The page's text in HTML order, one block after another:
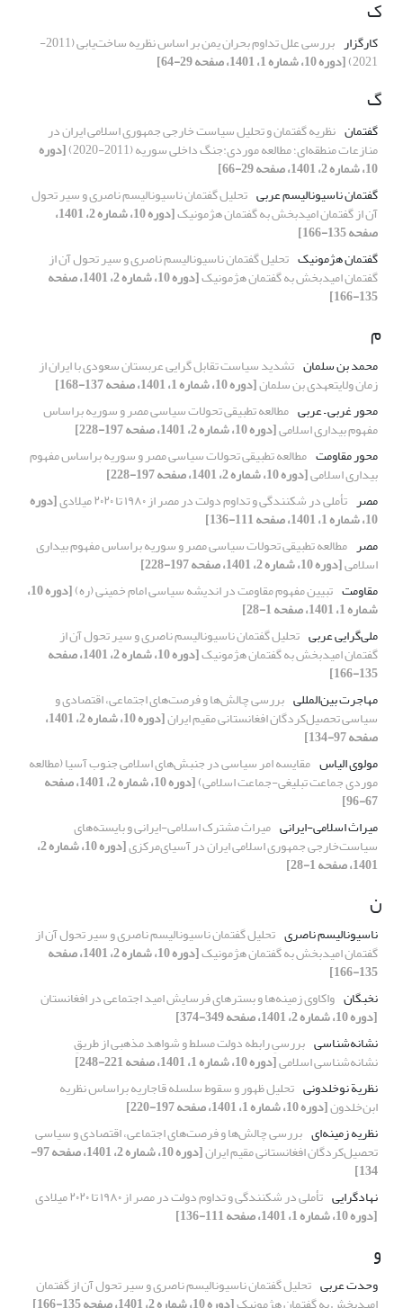
ک
کارگزار بررسی علل تداوم بحران یمن بر اساس نظریه ساخت‌یابی (2011-
2021) [دوره 10، شماره 1، 1401، صفحه 29-64]
گ
گفتمان نظریه گفتمان و تحلیل سیاست خارجی جمهوری اسلامی ایران در
منازعات منطقه‌ای؛ مطالعه موردی:جنگ داخلی سوریه (2011-2020) [دوره
10، شماره 2، 1401، صفحه 29-66]
گفتمان ناسیونالیسم عربی تحلیل گفتمان ناسیونالیسم ناصری و سیر تحول
آن از گفتمان امیدبخش به گفتمان هژمونیک [دوره 10، شماره 2، 1401،
صفحه 135-166]
گفتمان هژمونیک تحلیل گفتمان ناسیونالیسم ناصری و سیر تحول آن از
گفتمان امیدبخش به گفتمان هژمونیک [دوره 10، شماره 2، 1401، صفحه
135-166]
م
محمد بن سلمان تشدید سیاست تقابل گرایی عربستان سعودی با ایران از
زمان ولایتعهدی بن سلمان[دوره 10، شماره 1، 1401، صفحه 137-168]
محور غربی – عربی مطالعه تطبیقی تحولات سیاسی مصر و سوریه براساس
مفهوم بیداری اسلامی[دوره 10، شماره 2، 1401، صفحه 197-228]
محور مقاومت مطالعه تطبیقی تحولات سیاسی مصر و سوریه براساس مفهوم
بیداری اسلامی[دوره 10، شماره 2، 1401، صفحه 197-228]
مصر تأملی در شکنندگی و تداوم دولت در مصر از ۱۹۸۰ تا ۲۰۲۰ میلادی [دوره
10، شماره 1، 1401، صفحه 111-136]
مصر مطالعه تطبیقی تحولات سیاسی مصر و سوریه براساس مفهوم بیداری
اسلامی[دوره 10، شماره 2، 1401، صفحه 197-228]
مقاومت تبیین مفهوم مقاومت در اندیشه سیاسی امام خمینی (ره) [دوره 10،
شماره 1، 1401، صفحه 1-28]
ملی‌گرایی عربی تحلیل گفتمان ناسیونالیسم ناصری و سیر تحول آن از
گفتمان امیدبخش به گفتمان هژمونیک [دوره 10، شماره 2، 1401، صفحه
135-166]
مهاجرت بین‌المللی بررسی چالش‌ها و فرصت‌های اجتماعی، اقتصادی و
سیاسی تحصیل‌کردگان افغانستانی مقیم ایران [دوره 10، شماره 2، 1401،
صفحه 97-134]
مولوی الیاس مقایسه امر سیاسی در جنبش‌های اسلامی جنوب آسیا (مطالعه
موردی جماعت تبلیغی-جماعت اسلامی) [دوره 10، شماره 2، 1401، صفحه
67-96]
میراث اسلامی-ایرانی میراث مشترک اسلامی-ایرانی و بایسته‌های
سیاست‌خارجی جمهوری اسلامی ایران در آسیای‌مرکزی [دوره 10، شماره 2،
1401، صفحه 1-28]
ن
ناسیونالیسم ناصری تحلیل گفتمان ناسیونالیسم ناصری و سیر تحول آن از
گفتمان امیدبخش به گفتمان هژمونیک [دوره 10، شماره 2، 1401، صفحه
135-166]
نخبگان واکاوی زمینه‌ها و بسترهای فرسایش امید اجتماعی در افغانستان
[دوره 10، شماره 2، 1401، صفحه 349-374]
نشانه‌شناسی بررسیِ رابطه دولت مسلط و شواهد مذهبی از طریقِ
نشانه‌شناسی اسلامی[دوره 10، شماره 1، 1401، صفحه 221-248]
نظریة نو‌خلدونی تحلیل ظهور و سقوط سلسله قاجاریه براساس نظریه
ابن‌خلدون[دوره 10، شماره 1، 1401، صفحه 197-220]
نظریه زمینه‌ای بررسی چالش‌ها و فرصت‌های اجتماعی، اقتصادی و سیاسی
تحصیل‌کردگان افغانستانی مقیم ایران [دوره 10، شماره 2، 1401، صفحه 97-
134]
نهادگرایی تأملی در شکنندگی و تداوم دولت در مصر از ۱۹۸۰ تا ۲۰۲۰ میلادی
[دوره 10، شماره 1، 1401، صفحه 111-136]
و
وحدت عربی تحلیل گفتمان ناسیونالیسم ناصری و سیر تحول آن از گفتمان